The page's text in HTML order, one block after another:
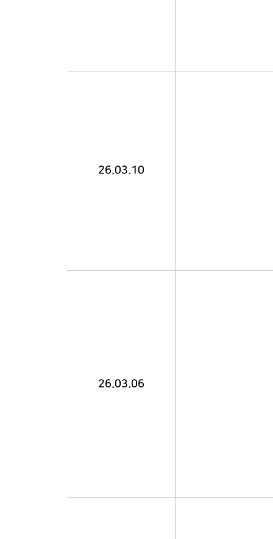
26.03.10
26.03.06